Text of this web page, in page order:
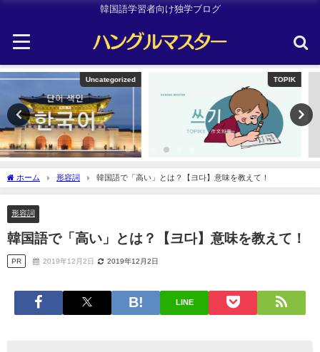
韓国語学習者向け独学ブログ
TOPIK 韓国旅行
ホーム 形容詞 韓国語で「高い」とは？【크다】意味を教えて！
形容詞
韓国語で「高い」とは？【크다】意味を教えて！
PR 2019年12月2日 2019年12月2日
LINE